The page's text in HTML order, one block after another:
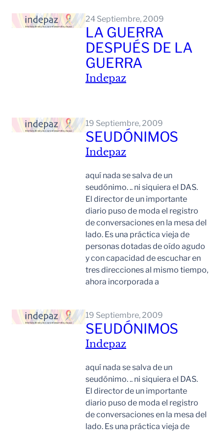
24 Septiembre, 2009
LA GUERRA
DESPUÉS DE LA
GUERRA
Indepaz
19 Septiembre, 2009
SEUDÓNIMOS
Indepaz
aquí nada se salva de un
seudónimo. .. ni siquiera el DAS.
El director de un importante
diario puso de moda el registro
de conversaciones en la mesa del
lado. Es una práctica vieja de
personas dotadas de oído agudo
y con capacidad de escuchar en
tres direcciones al mismo tiempo,
ahora incorporada a
19 Septiembre, 2009
SEUDÓNIMOS
Indepaz
aquí nada se salva de un
seudónimo. .. ni siquiera el DAS.
El director de un importante
diario puso de moda el registro
de conversaciones en la mesa del
lado. Es una práctica vieja de